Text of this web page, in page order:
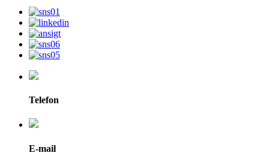
Telefon
E-mail